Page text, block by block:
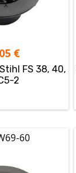
€
FS 38, 40,
2
60